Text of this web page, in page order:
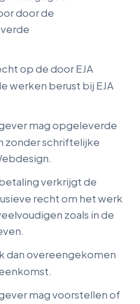
door de
op de door EJA
werken berust bij EJA
mag opgeleverde
zonder schriftelijke
verkrijgt de
recht om het werk
zoals in de
dan overeengekomen
mag voorstellen of